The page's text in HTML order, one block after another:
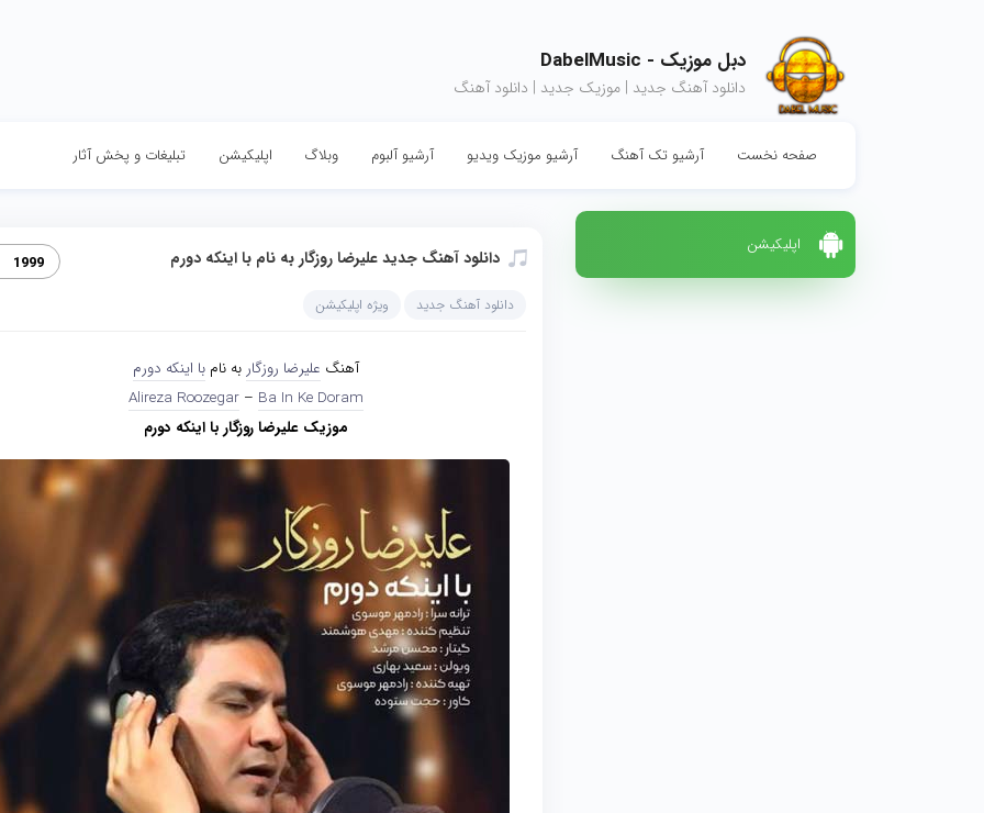
دبل موزیک - DabelMusic
دانلود آهنگ جدید | موزیک جدید | دانلود آهنگ
صفحه نخست آرشیو تک آهنگ آرشیو موزیک ویدیو آرشیو آلبوم وبلاگ اپلیکیشن تبلیغات و پخش آثار
اپلیکیشن
دانلود آهنگ جدید علیرضا روزگار به نام با اینکه دورم 1999
دانلود آهنگ جدید ویژه اپلیکیشن
آهنگ علیرضا روزگار به نام با اینکه دورم
Alireza Roozegar – Ba In Ke Doram
موزیک علیرضا روزگار با اینکه دورم